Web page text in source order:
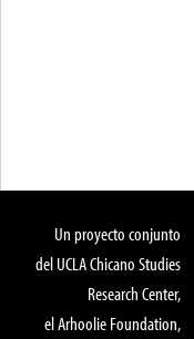
Un proyecto conjunto
del UCLA Chicano Studies
Research Center,
el Arhoolie Foundation,